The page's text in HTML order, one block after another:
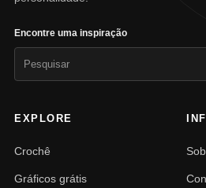
Encontre uma inspiração
EXPLORE
Crochê
Gráficos grátis